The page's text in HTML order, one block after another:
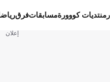
منتديات كووورةمسابقاتفرق
إعلان